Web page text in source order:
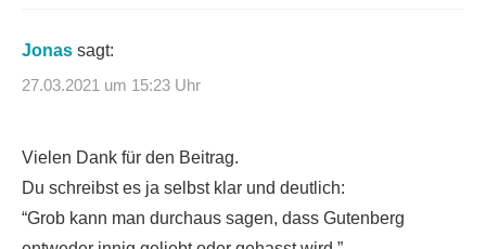
Jonas sagt:
27.03.2021 um 15:23 Uhr
Vielen Dank für den Beitrag.
Du schreibst es ja selbst klar und deutlich:
“Grob kann man durchaus sagen, dass Gutenberg